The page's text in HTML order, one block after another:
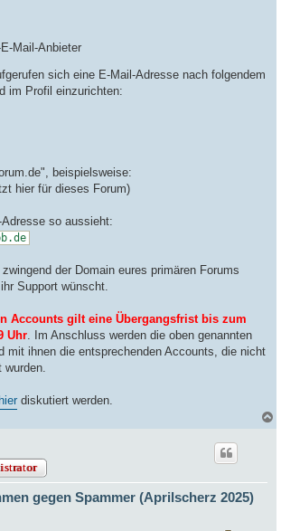
Mail-Anbieter
sich eine E-Mail-Adresse nach folgendem
im Profil einzurichten:
beispielsweise:
hier für dieses Forum)
so aussieht:
der Domain eures primären Forums
Support wünscht.
Accounts gilt eine Übergangsfrist bis zum
Uhr . Im Anschluss werden die oben genannten
mit ihnen die entsprechenden Accounts, die nicht
hier diskutiert werden.
gegen Spammer (Aprilscherz 2025)